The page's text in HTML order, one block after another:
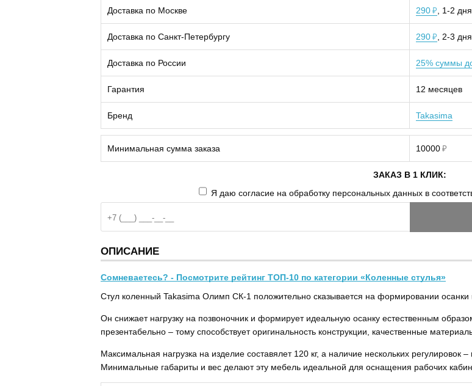
Доставка по Москве 290 ₽ , 1-2
Доставка по Санкт-Петербургу 290 ₽ , 2-3
Доставка по России 25% суммы
Гарантия 12 месяцев
Бренд Takasima
Минимальная сумма заказа 10000 ₽
ЗАКАЗ В 1 КЛИК:
Я даю согласие на обработку персональных данных в
ОПИСАНИЕ
Сомневаетесь? - Посмотрите рейтинг ТОП-10 по категории «Коленные стулья»
Стул коленный Takasima Олимп СК-1 положительно сказывается на формировании осанки
Он снижает нагрузку на позвоночник и формирует идеальную осанку естественным
презентабельно – тому способствует оригинальность конструкции, качественные
Максимальная нагрузка на изделие составялет 120 кг, а наличие нескольких регулировок
Минимальные габариты и вес делают эту мебель идеальной для оснащения рабочих